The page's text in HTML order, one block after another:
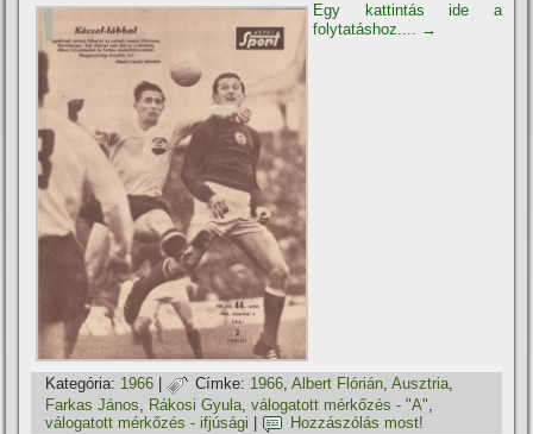
Egy kattintás ide a
folytatáshoz.... →
Kategória: 1966 | Címke: 1966,Albert Flórián,Ausztria,
Farkas János
Rákosi Gyula ,válogatott mérkőzés - "A"
válogatott mérkőzés - ifjúsági
Hozzászólás most!